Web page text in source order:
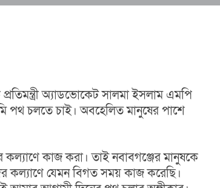
অ্যাডভোকেট সালমা ইসলাম এমপি
পথ চলতে চাই। অবহেলিত মানুষের পাশে
কাজ করা। তাই নবাবগঞ্জের মানুষকে
কল্যাণে যেমন বিগত সময় কাজ করেছি।